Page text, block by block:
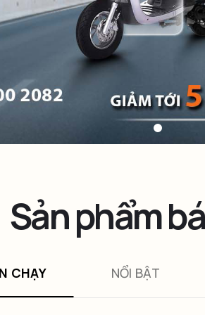
Sản phẩm
CHẠY NỔI BẬT